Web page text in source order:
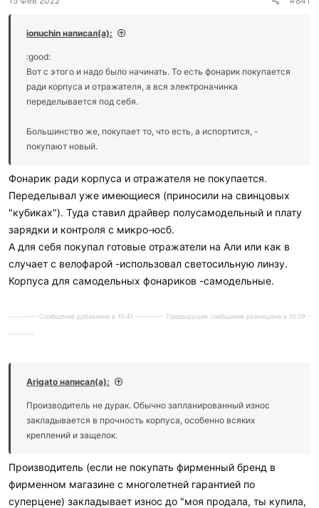
ionuchin написал(а):
:good:
Вот с этого и надо было начинать. То есть фонарик покупается
ради корпуса и отражателя, а вся электроначинка
переделывается под себя.
Большинство же, покупает то, что есть, а испортится, -
покупают новый.
Фонарик ради корпуса и отражателя не покупается.
Переделывал уже имеющиеся (приносили на свинцовых
"кубиках"). Туда ставил драйвер полусамодельный и плату
зарядки и контроля с микро-юсб.
А для себя покупал готовые отражатели на Али или как в
случает с велофарой -использовал светосильную линзу.
Корпуса для самодельных фонариков -самодельные.
---------- Сообщение добавлено в 10:41 ---------- Предыдущее сообщение размещено в 10:29 -
---------
Arigato написал(а):
Производитель не дурак. Обычно запланированный износ
закладывается в прочность корпуса, особенно всяких
креплений и защелок.
Производитель (если не покупать фирменный бренд в
фирменном магазине с многолетней гарантией по
суперцене) закладывает износ до "моя продала, ты купила,